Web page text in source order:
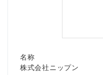
名称
株式会社ニップン